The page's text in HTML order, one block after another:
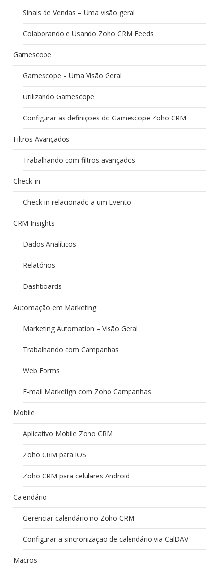
Sinais de Vendas – Uma visão geral
Colaborando e Usando Zoho CRM Feeds
Gamescope
Gamescope – Uma Visão Geral
Utilizando Gamescope
Configurar as definições do Gamescope Zoho CRM
Filtros Avançados
Trabalhando com filtros avançados
Check-in
Check-in relacionado a um Evento
CRM Insights
Dados Analíticos
Relatórios
Dashboards
Automação em Marketing
Marketing Automation – Visão Geral
Trabalhando com Campanhas
Web Forms
E-mail Marketign com Zoho Campanhas
Mobile
Aplicativo Mobile Zoho CRM
Zoho CRM para iOS
Zoho CRM para celulares Android
Calendário
Gerenciar calendário no Zoho CRM
Configurar a sincronização de calendário via CalDAV
Macros